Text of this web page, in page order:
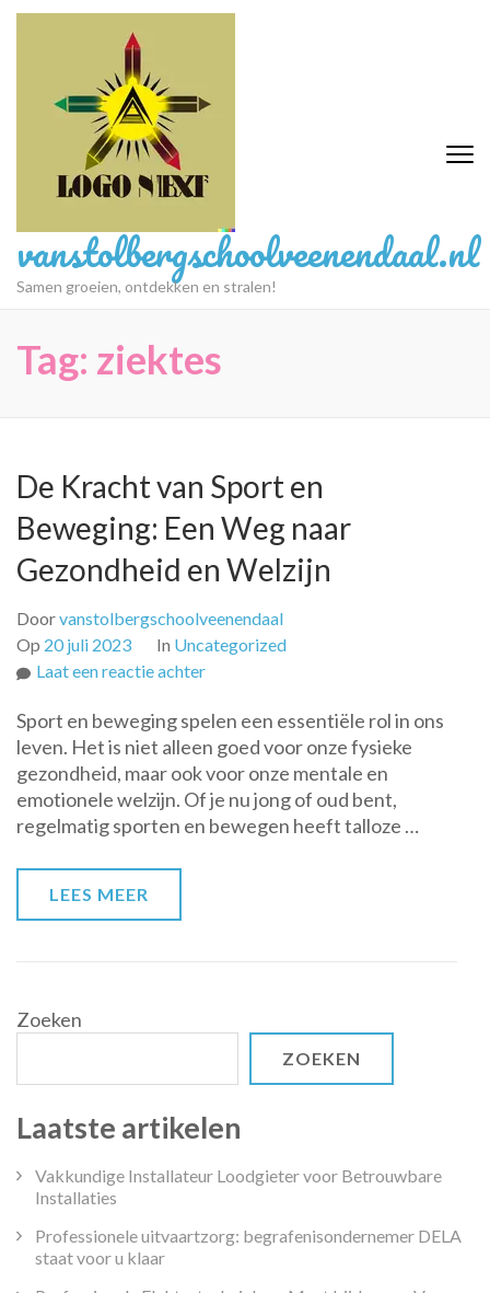
Ga
vanstolbergschoolveenendaal.nl
Samen groeien, ontdekken en stralen!
Tag: ziektes
De Kracht van Sport en
Beweging: Een Weg naar
Gezondheid en Welzijn
Doorvanstolbergschoolveenendaal
Op 20 juli 2023 In Uncategorized
Laat een reactie achterop
Kracht
van
Sport
en
Beweging:
Sport en beweging spelen een essentiële rol in ons
leven. Het is niet alleen goed voor onze fysieke
gezondheid, maar ook voor onze mentale en
emotionele welzijn. Of je nu jong of oud bent,
regelmatig sporten en bewegen heeft talloze …
LEES MEER
Zoeken
ZOEKEN
Laatste artikelen
Vakkundige Installateur Loodgieter voor Betrouwbare
Installaties
Professionele uitvaartzorg: begrafenisondernemer DELA
staat voor u klaar